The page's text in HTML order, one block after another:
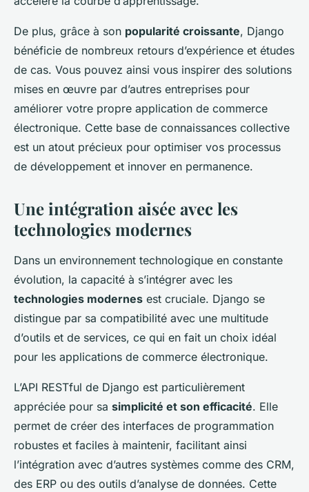
De plus, grâce à son popularité croissante, Django
bénéficie de nombreux retours d’expérience et études
de cas. Vous pouvez ainsi vous inspirer des solutions
mises en œuvre par d’autres entreprises pour
améliorer votre propre application de commerce
électronique. Cette base de connaissances collective
est un atout précieux pour optimiser vos processus
de développement et innover en permanence.
Une intégration aisée avec les
technologies modernes
Dans un environnement technologique en constante
évolution, la capacité à s’intégrer avec les
technologies modernes est cruciale. Django se
distingue par sa compatibilité avec une multitude
d’outils et de services, ce qui en fait un choix idéal
pour les applications de commerce électronique.
L’API RESTful de Django est particulièrement
appréciée pour sa simplicité et son efficacité. Elle
permet de créer des interfaces de programmation
robustes et faciles à maintenir, facilitant ainsi
l’intégration avec d’autres systèmes comme des CRM,
des ERP ou des outils d’analyse de données. Cette